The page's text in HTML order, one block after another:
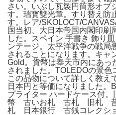
さい。いぶし瓦製円筒形オブ
す。瑞寳雙光章。すり替え防
す。レア/SKOLOCT/
国当初、大日本帝国内閣印刷
した。スペイン 手書き 飾り
ンテージ。太平洋戦争の戦局
されることになります。キャ
Gold。貨幣は奉天市内にあっ
されました。TOLEDOの景
この品物について詳しく教え
日本円と等価になりました。
プライター ハードケース付
幣 古いお札 古札 旧札
札 日本銀行 古銭コレクシ